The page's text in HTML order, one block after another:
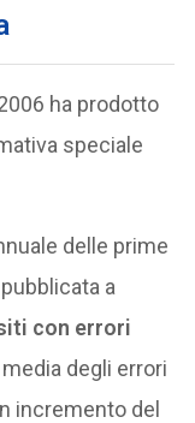
ha prodotto
speciale
delle prime
a
con errori
degli errori
incremento del